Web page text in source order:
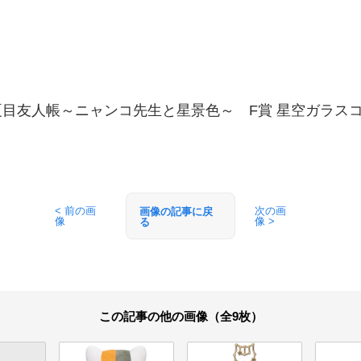
友人帳～ニャンコ先生と星景色～ F賞 星空ガラス
< 前の画
像
画像の記事に戻
る
次の画
像 >
この記事の他の画像（全9枚）